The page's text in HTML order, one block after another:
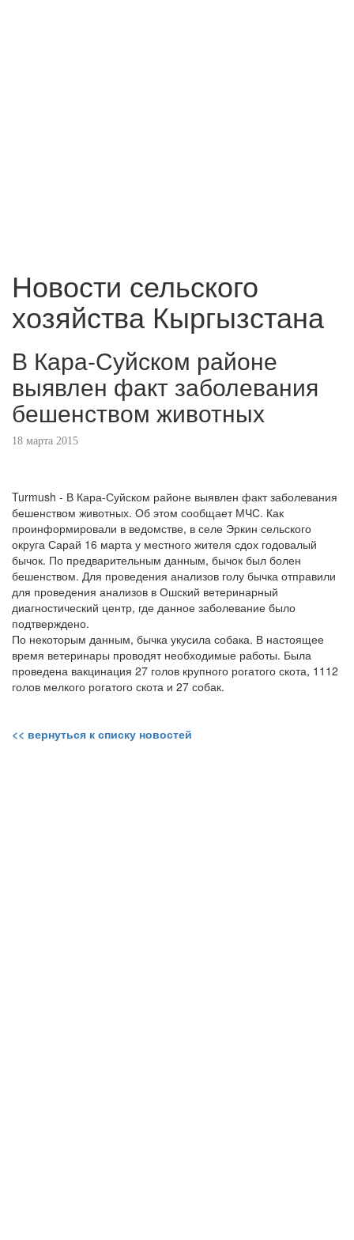
Новости сельского
хозяйства Кыргызстана
В Кара-Суйском районе
выявлен факт заболевания
бешенством животных
18 марта 2015
Turmush - В Кара-Суйском районе выявлен факт заболевания
бешенством животных. Об этом сообщает МЧС. Как
проинформировали в ведомстве, в селе Эркин сельского
округа Сарай 16 марта у местного жителя сдох годовалый
бычок. По предварительным данным, бычок был болен
бешенством. Для проведения анализов голу бычка отправили
для проведения анализов в Ошский ветеринарный
диагностический центр, где данное заболевание было
подтверждено.
По некоторым данным, бычка укусила собака. В настоящее
время ветеринары проводят необходимые работы. Была
проведена вакцинация 27 голов крупного рогатого скота, 1112
голов мелкого рогатого скота и 27 собак.
<< вернуться к списку новостей